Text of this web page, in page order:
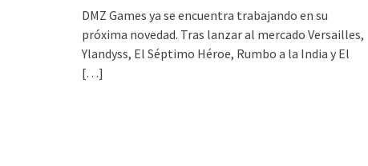
DMZ Games ya se encuentra trabajando en su
próxima novedad. Tras lanzar al mercado Versailles,
Ylandyss, El Séptimo Héroe, Rumbo a la India y El
[…]